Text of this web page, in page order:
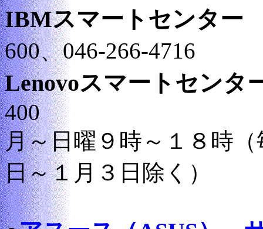
IBMスマートセンター
600、046-266-4716
Lenovoスマートセン
400
月～日曜９時～１８時
日～１月３日除く）